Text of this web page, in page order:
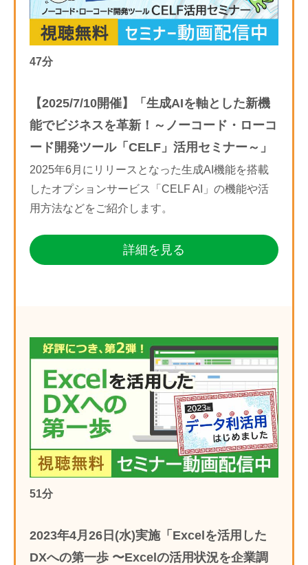
47分
【2025/7/10開催】「生成AIを軸とした新機
能でビジネスを革新！～ノーコード・ローコ
ード開発ツール「CELF」活用セミナー～」
2025年6月にリリースとなった生成AI機能を搭載
したオプションサービス「CELF AI」の機能や活
用方法などをご紹介します。
詳細を見る
51分
2023年4月26日(水)実施「Excelを活用した
DXへの第一歩 〜Excelの活用状況を企業調